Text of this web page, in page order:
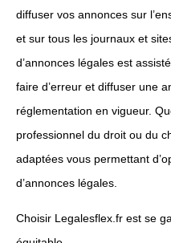
diffuser vos annonces sur
et sur tous les journaux et
d’annonces légales est
faire d’erreur et diffuser une
réglementation en vigueur.
professionnel du droit ou du
adaptées vous permettant
d’annonces légales.
Choisir Legalesflex.fr est se